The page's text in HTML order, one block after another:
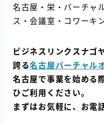
お問い合わせ
ご利用の流れ
アクセス
会社案内
名古屋・栄・バーチャ
ス・会議室・コワーキ
ビジネスリンクスナゴ
誇る名古屋バーチャル
名古屋で事業を始める
ひご利用ください。
まずはお気軽に、お電